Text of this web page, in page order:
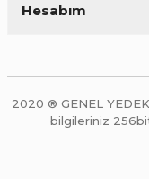
Hesabım
2020 ® GENEL
bilgileriniz